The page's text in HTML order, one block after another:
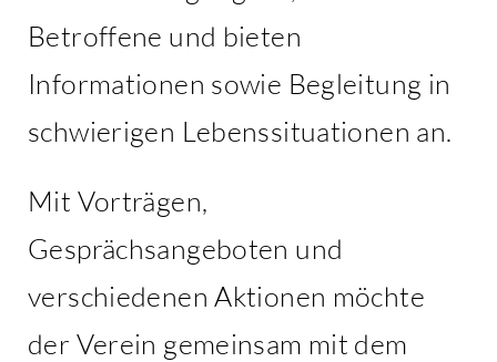
Betroffene und bieten
Informationen sowie Begleitung in
schwierigen Lebenssituationen an.
Mit Vorträgen,
Gesprächsangeboten und
verschiedenen Aktionen möchte
der Verein gemeinsam mit dem